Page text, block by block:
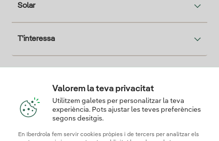
Solar
T'interessa
Valorem la teva privacitat
Utilitzem galetes per personalitzar la teva
experiència. Pots ajustar les teves preferències
segons desitgis.
En Iberdrola fem servir cookies pròpies i de tercers per analitzar els